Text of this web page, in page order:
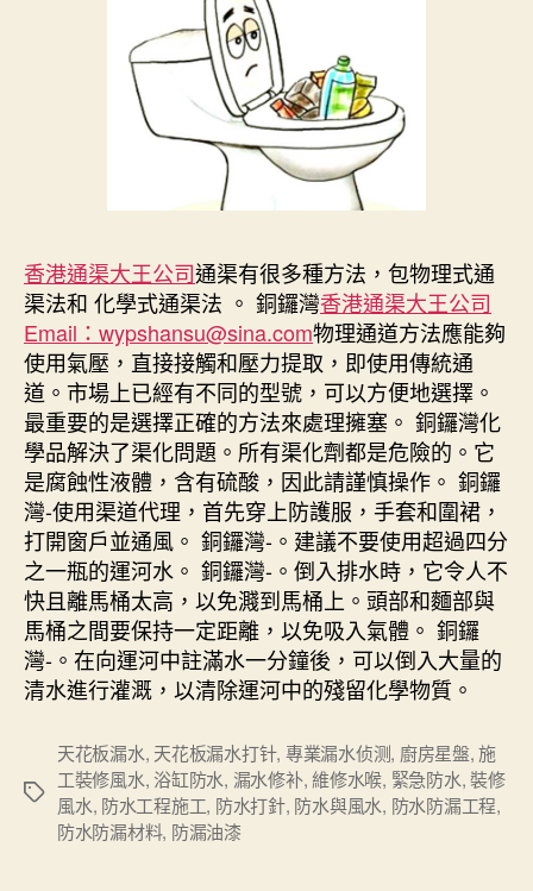
香港通渠大王公司通渠有很多種方法，包物理式通
渠法和 化學式通渠法 。 銅鑼灣香港通渠大王公司
Email：wypshansu@sina.com物理通道方法應能夠
使用氣壓，直接接觸和壓力提取，即使用傳統通
道。市場上已經有不同的型號，可以方便地選擇。
最重要的是選擇正確的方法來處理擁塞。 銅鑼灣化
學品解決了渠化問題。所有渠化劑都是危險的。它
是腐蝕性液體，含有硫酸，因此請謹慎操作。 銅鑼
灣-使用渠道代理，首先穿上防護服，手套和圍裙，
打開窗戶並通風。 銅鑼灣-。建議不要使用超過四分
之一瓶的運河水。 銅鑼灣-。倒入排水時，它令人不
快且離馬桶太高，以免濺到馬桶上。頭部和麵部與
馬桶之間要保持一定距離，以免吸入氣體。 銅鑼
灣-。在向運河中註滿水一分鐘後，可以倒入大量的
清水進行灌溉，以清除運河中的殘留化學物質。
Tags
天花板漏水, 天花板漏水打针, 專業漏水侦测, 廚房星盤,施
工裝修風水, 浴缸防水, 漏水修补,維修水喉, 緊急防水,裝修
風水, 防水工程施工, 防水打針, 防水與風水, 防水防漏工程,
防水防漏材料, 防漏油漆